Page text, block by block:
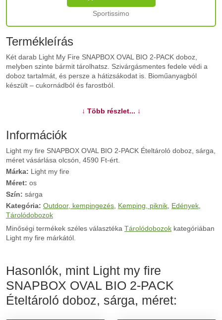
Sportissimo
Termékleírás
Két darab Light My Fire SNAPBOX OVAL BIO 2-PACK doboz,
melyben szinte bármit tárolhatsz. Szivárgásmentes fedele védi a
doboz tartalmát, és persze a hátizsákodat is. Bioműanyagból
készült – cukornádból és farostból.
↓ Több részlet... ↓
Információk
Light my fire SNAPBOX OVAL BIO 2-PACK Ételtároló doboz, sárga,
méret vásárlása olcsón, 4590 Ft-ért.
Márka: Light my fire
Méret: os
Szín: sárga
Kategória: Outdoor, kempingezés Kemping, piknik Edények
Tárolódobozok
Minőségi termékek széles választéka Tárolódobozok kategóriában
Light my fire márkától.
Hasonlók, mint Light my fire
SNAPBOX OVAL BIO 2-PACK
Ételtároló doboz, sárga, méret: